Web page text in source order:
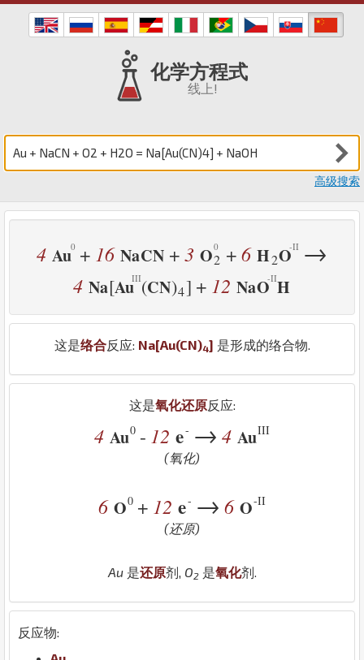
化学方程式
线上!
高级搜索
4 Au + 16 NaCN +3 O2 +6 H2O →
4 Na[Au (CN)4] + 12 NaO H
这是络合反应: Na[Au(CN)4] 是形成的络合物.
这是氧化还原反应:
4 Au0 - 12 e- → 4 AuIII
(氧化)
6 O0 + 12 e- → 6 O-II
(还原)
Au是还原剂, O2是氧化剂.
反应物: